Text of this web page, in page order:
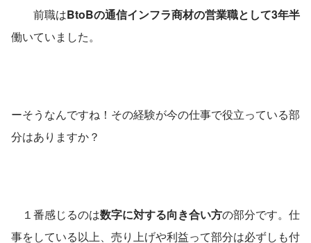
前職はBtoBの通信インフラ商材の営業職として3年半
働いていました。
ーそうなんですね！その経験が今の仕事で役立っている部
分はありますか？
１番感じるのは数字に対する向き合い方の部分です。仕
事をしている以上、売り上げや利益って部分は必ずしも付